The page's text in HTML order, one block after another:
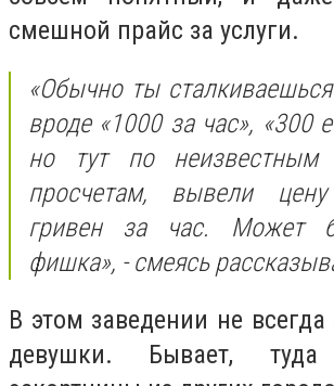
смешной прайс за услуги.
«Обычно ты
вроде «1000 за час», «300
но тут по
просчетам, вывели
гривен за час. Может
фишка», - смеясь
В этом заведении не
девушки. Бывает, туда